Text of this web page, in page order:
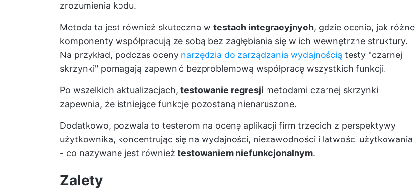
zrozumienia kodu.
Metoda ta jest również skuteczna w testach integracyjnych, gdzie ocenia, jak różne
komponenty współpracują ze sobą bez zagłębiania się w ich wewnętrzne struktury.
Na przykład, podczas oceny narzędzia do zarządzania wydajnością testy "czarnej
skrzynki" pomagają zapewnić bezproblemową współpracę wszystkich funkcji.
Po wszelkich aktualizacjach, testowanie regresji metodami czarnej skrzynki
zapewnia, że istniejące funkcje pozostaną nienaruszone.
Dodatkowo, pozwala to testerom na ocenę aplikacji firm trzecich z perspektywy
użytkownika, koncentrując się na wydajności, niezawodności i łatwości użytkowania
- co nazywane jest również testowaniem niefunkcjonalnym.
Zalety